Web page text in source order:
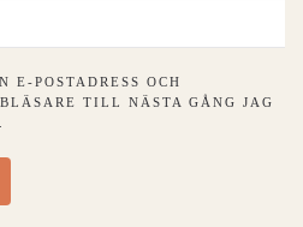
E-POSTADRESS OCH
TILL NÄSTA GÅNG JAG